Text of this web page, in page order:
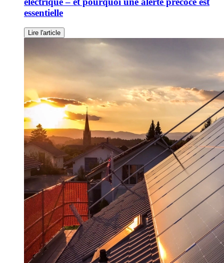
essentielle
Lire l'article